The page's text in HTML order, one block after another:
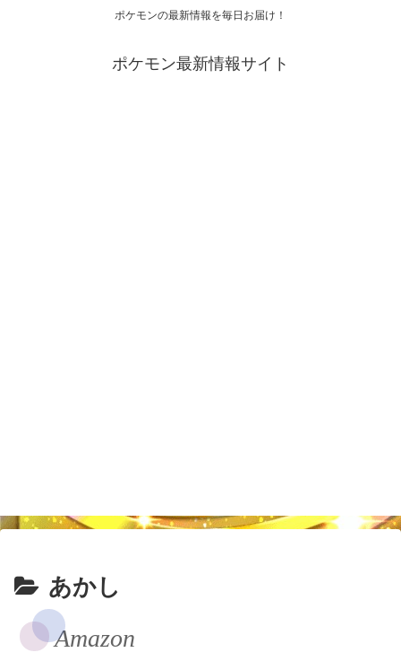
ポケモンの最新情報を毎日お届け！
ポケモン最新情報サイト
あかし
Amazon